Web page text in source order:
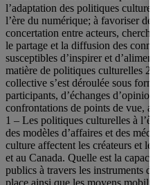
l’adaptation des politiques
l’ère du numérique; à favoriser
concertation entre acteurs,
le partage et la diffusion des
susceptibles d’inspirer et
matière de politiques culturelles
collective s’est déroulée sous
participants, d’échanges
confrontations de points de vue,
1 – Les politiques culturelles à
des modèles d’affaires et des
culture affectent les créateurs et
et au Canada. Quelle est la
publics à travers les instruments
place ainsi que les moyens